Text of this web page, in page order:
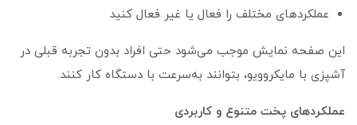
عملکردهای مختلف را فعال یا غیر فعال کنید
این صفحه نمایش موجب می‌شود حتی افراد بدون تجربه قبلی در
آشپزی با مایکروویو، بتوانند به‌سرعت با دستگاه کار کنند.
عملکردهای پخت متنوع و کاربردی